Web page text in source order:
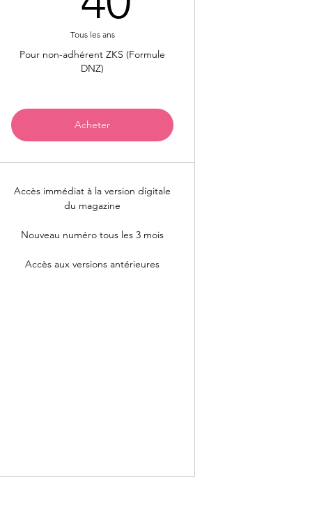
Tous les ans
Pour non-adhérent ZKS (Formule
DNZ)
Acheter
Accès immédiat à la version digitale
du magazine
Nouveau numéro tous les 3 mois
Accès aux versions antérieures